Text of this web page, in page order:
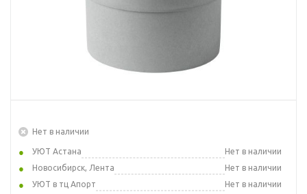
Нет в наличии
УЮТ Астана
Нет в наличии
Новосибирск, Лента
Нет в наличии
УЮТ в тц Апорт
Нет в наличии